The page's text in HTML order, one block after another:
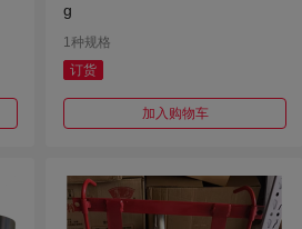
g
1种规格
订货
加入购物车